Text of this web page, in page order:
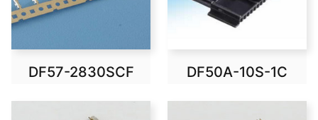
DF57-2830SCF DF50A-10S-1C